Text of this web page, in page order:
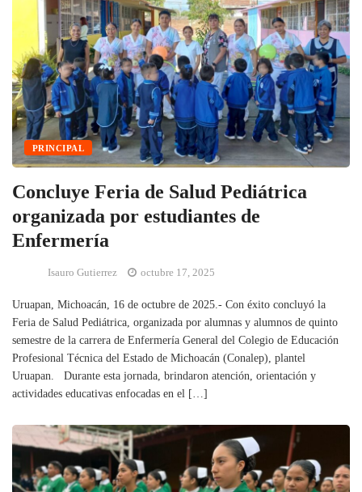
PRINCIPAL
Concluye Feria de Salud Pediátrica
organizada por estudiantes de
Enfermería
Isauro Gutierrez octubre 17, 2025
Uruapan, Michoacán, 16 de octubre de 2025.- Con éxito concluyó la
Feria de Salud Pediátrica, organizada por alumnas y alumnos de quinto
semestre de la carrera de Enfermería General del Colegio de Educación
Profesional Técnica del Estado de Michoacán (Conalep), plantel
Uruapan. Durante esta jornada, brindaron atención, orientación y
actividades educativas enfocadas en el […]